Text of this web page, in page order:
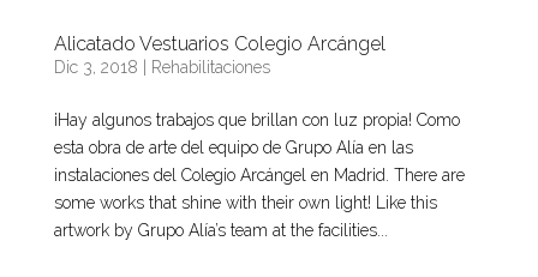
Alicatado Vestuarios Colegio Arcángel
Dic 3, 2018 Rehabilitaciones
¡Hay algunos trabajos que brillan con luz propia! Como
esta obra de arte del equipo de Grupo Alía en las
instalaciones del Colegio Arcángel en Madrid. There are
some works that shine with their own light! Like this
artwork by Grupo Alía’s team at the facilities...